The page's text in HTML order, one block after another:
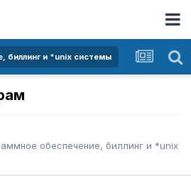
биллинг и *unix системы
обеспечение, биллинг и *unix